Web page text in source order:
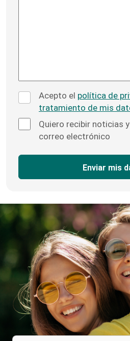
Acepto el política de
tratamiento de mis
Quiero recibir noticias
correo electrónico